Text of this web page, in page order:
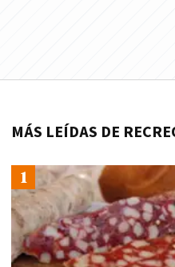
MÁS LEÍDAS DE